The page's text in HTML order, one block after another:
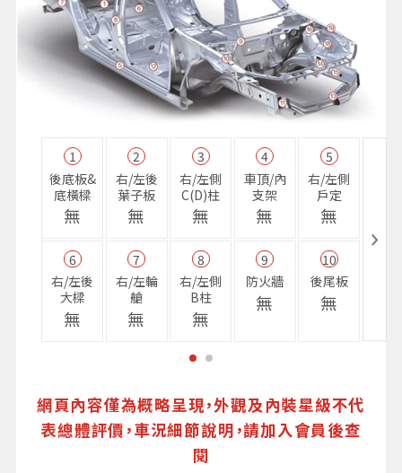
1
後底板&
底橫樑
無
2
右/左後
葉子板
無
3
右/左側
C(D)柱
無
4
車頂/內
支架
無
5
右/左側
戶定
無
6
右/左後
大樑
無
7
右/左輪
艙
無
8
右/左側
B柱
無
9
防火牆
無
10
後尾板
無
網頁內容僅為概略呈現，外觀及內裝星級不代
表總體評價，車況細節說明，請加入會員後查
閱